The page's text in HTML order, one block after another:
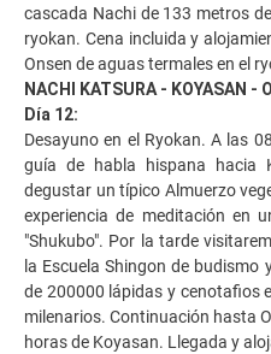
cascada Nachi de 133 metros
ryokan. Cena incluida y
Onsen de aguas termales en el
NACHI KATSURA - KOYASAN -
Día 12:
Desayuno en el Ryokan. A las
guía de habla hispana hacia
degustar un típico Almuerzo
experiencia de meditación en
"Shukubo". Por la tarde
la Escuela Shingon de budismo
de 200000 lápidas y cenotafios
milenarios. Continuación hasta
horas de Koyasan. Llegada y